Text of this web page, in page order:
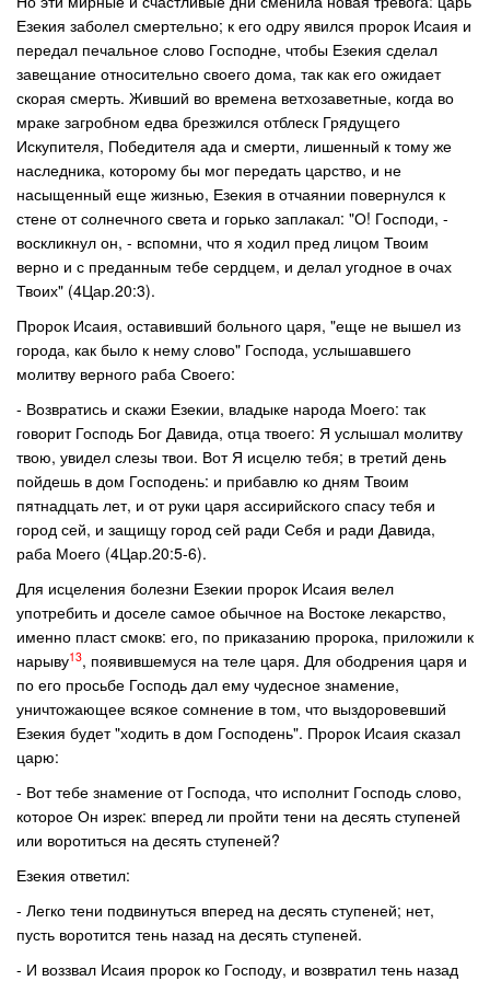
Езекия заболел смертельно; к его одру явился пророк Исаия и
передал печальное слово Господне, чтобы Езекия сделал
завещание относительно своего дома, так как его ожидает
скорая смерть. Живший во времена ветхозаветные, когда во
мраке загробном едва брезжился отблеск Грядущего
Искупителя, Победителя ада и смерти, лишенный к тому же
наследника, которому бы мог передать царство, и не
насыщенный еще жизнью, Езекия в отчаянии повернулся к
стене от солнечного света и горько заплакал: "О! Господи, -
воскликнул он, - вспомни, что я ходил пред лицом Твоим
верно и с преданным тебе сердцем, и делал угодное в очах
Твоих" (4Цар.20:3).
Пророк Исаия, оставивший больного царя, "еще не вышел из
города, как было к нему слово" Господа, услышавшего
молитву верного раба Своего:
- Возвратись и скажи Езекии, владыке народа Моего: так
говорит Господь Бог Давида, отца твоего: Я услышал молитву
твою, увидел слезы твои. Вот Я исцелю тебя; в третий день
пойдешь в дом Господень: и прибавлю ко дням Твоим
пятнадцать лет, и от руки царя ассирийского спасу тебя и
город сей, и защищу город сей ради Себя и ради Давида,
раба Моего (4Цар.20:5-6).
Для исцеления болезни Езекии пророк Исаия велел
употребить и доселе самое обычное на Востоке лекарство,
именно пласт смокв: его, по приказанию пророка, приложили к
нарыву13, появившемуся на теле царя. Для ободрения царя и
по его просьбе Господь дал ему чудесное знамение,
уничтожающее всякое сомнение в том, что выздоровевший
Езекия будет "ходить в дом Господень". Пророк Исаия сказал
царю:
- Вот тебе знамение от Господа, что исполнит Господь слово,
которое Он изрек: вперед ли пройти тени на десять ступеней
или воротиться на десять ступеней?
Езекия ответил:
- Легко тени подвинуться вперед на десять ступеней; нет,
пусть воротится тень назад на десять ступеней.
- И воззвал Исаия пророк ко Господу, и возвратил тень назад